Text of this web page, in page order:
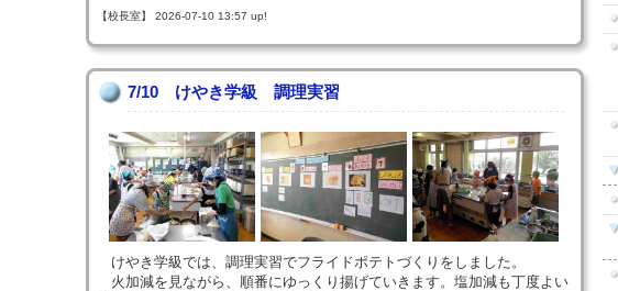
【校長室】 2026-07-10 13:57 up!
7/10 けやき学級 調理実習
けやき学級では、調理実習でフライドポテトづくりをしました。
火加減を見ながら、順番にゆっくり揚げていきます。塩加減も丁度よい